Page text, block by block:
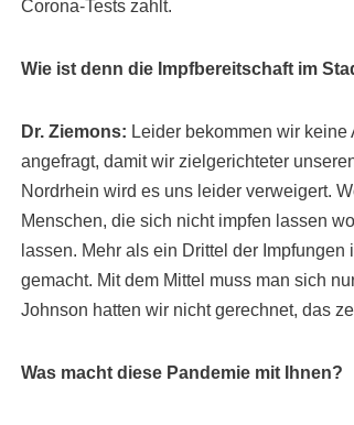
Corona-Tests zahlt.
Wie ist denn die Impfbereitschaft im
Dr. Ziemons: Leider bekommen wir
angefragt, damit wir zielgerichteter
Nordrhein wird es uns leider verweigert.
Menschen, die sich nicht impfen lassen
lassen. Mehr als ein Drittel der
gemacht. Mit dem Mittel muss man sich
Johnson hatten wir nicht gerechnet, das
Was macht diese Pandemie mit Ihnen?